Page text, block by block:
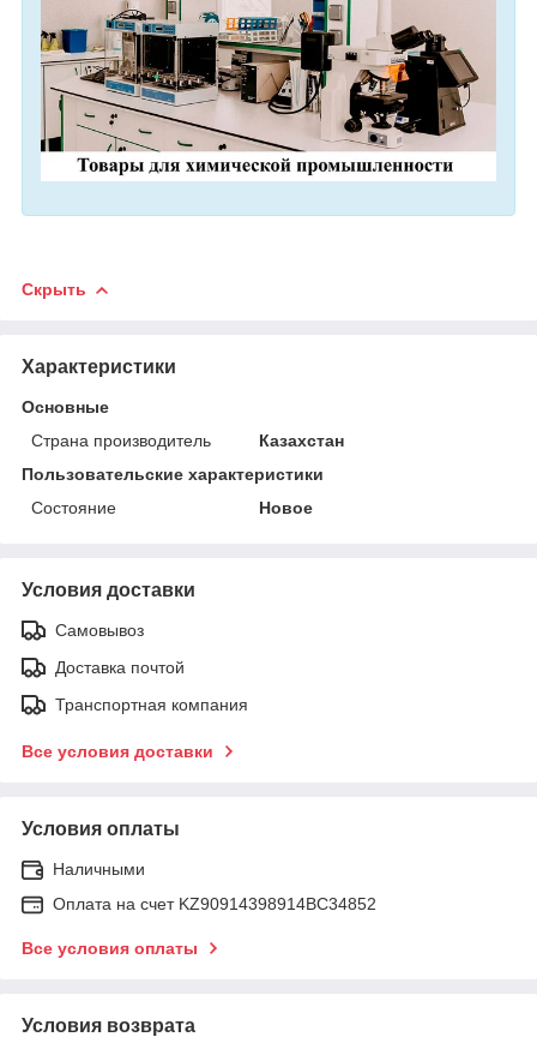
Скрыть
Характеристики
Основные
Страна производитель
Казахстан
Пользовательские характеристики
Состояние
Новое
Условия доставки
Самовывоз
Доставка почтой
Транспортная компания
Все условия доставки
Условия оплаты
Наличными
Оплата на счет KZ90914398914ВС34852
Все условия оплаты
Условия возврата